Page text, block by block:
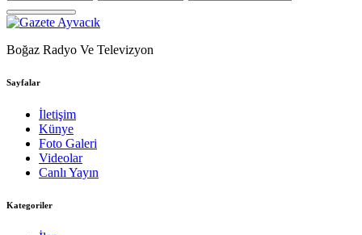
Boğaz Radyo Ve Televizyon
Sayfalar
İletişim
Künye
Foto Galeri
Videolar
Canlı Yayın
Kategoriler